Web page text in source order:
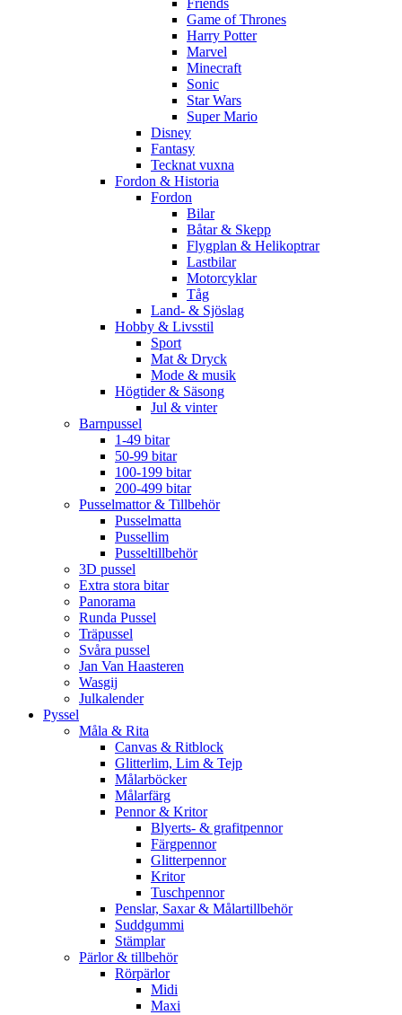
Friends
Game of Thrones
Harry Potter
Marvel
Minecraft
Sonic
Star Wars
Super Mario
Disney
Fantasy
Tecknat vuxna
Fordon & Historia
Fordon
Bilar
Båtar & Skepp
Flygplan & Helikoptrar
Lastbilar
Motorcyklar
Tåg
Land- & Sjöslag
Hobby & Livsstil
Sport
Mat & Dryck
Mode & musik
Högtider & Säsong
Jul & vinter
Barnpussel
1-49 bitar
50-99 bitar
100-199 bitar
200-499 bitar
Pusselmattor & Tillbehör
Pusselmatta
Pussellim
Pusseltillbehör
3D pussel
Extra stora bitar
Panorama
Runda Pussel
Träpussel
Svåra pussel
Jan Van Haasteren
Wasgij
Julkalender
Pyssel
Måla & Rita
Canvas & Ritblock
Glitterlim, Lim & Tejp
Målarböcker
Målarfärg
Pennor & Kritor
Blyerts- & grafitpennor
Färgpennor
Glitterpennor
Kritor
Tuschpennor
Penslar, Saxar & Målartillbehör
Suddgummi
Stämplar
Pärlor & tillbehör
Rörpärlor
Midi
Maxi